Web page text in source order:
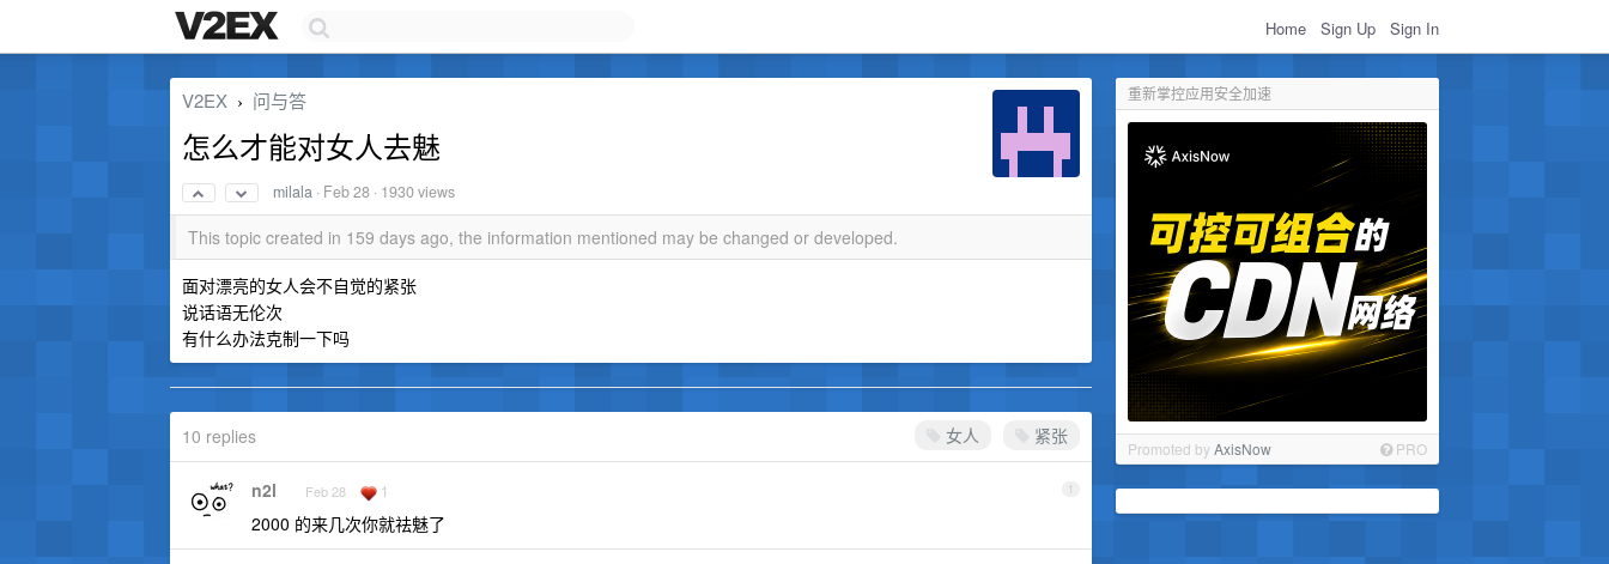
Home Sign Up Sign In
重新掌控应用安全加速
Promoted byAxisNow PRO
V2EX › 问与答
怎么才能对女人去魅
milala · Feb 28 · 1930 views
This topic created in 159 days ago, the information mentioned may be changed or developed.
面对漂亮的女人会不自觉的紧张
说话语无伦次
有什么办法克制一下吗
女人 紧张
10 replies
1
n2l Feb 28 1
2000 的来几次你就祛魅了